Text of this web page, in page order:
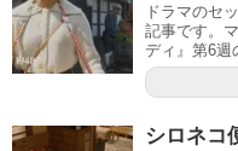
ドラマのセ
記事です。
ディ』第6週
シロネコ